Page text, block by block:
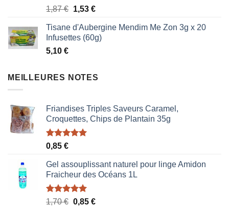
Note5.00
sur 5
1,87€ Le
initial
était :
1,53 €Le
actuel
est :
Tisane d'Aubergine Mendim Me Zon 3g x 20
Infusettes (60g)
5,10 €
MEILLEURES NOTES
Friandises Triples Saveurs Caramel,
Croquettes, Chips de Plantain 35g
Note5.00
0,85 €
Gel assouplissant naturel pour linge Amidon
Fraicheur des Océans 1L
Note5.00
1,70€ Le
0,85 €Le